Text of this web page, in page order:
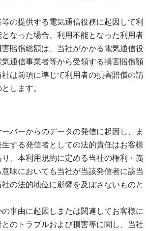
の提供する電気通信役務に起因して利
となった場合、利用不能となった利用者
賠償総額は、当社がかかる電気通信役
通信事業者等から受領する損害賠償額
社は前項に準じて利用者の損害賠償の請
します。
バーからのデータの発信に起因し、ま
する発信者としての法的責任はお客様
、本利用規約に定める当社の権利・義
味においても当社が当該発信者に該当
社の法的地位に影響を及ぼさないものと
の事由に起因しまたは関連してお客様に
のトラブルおよび損害等に関し、当社